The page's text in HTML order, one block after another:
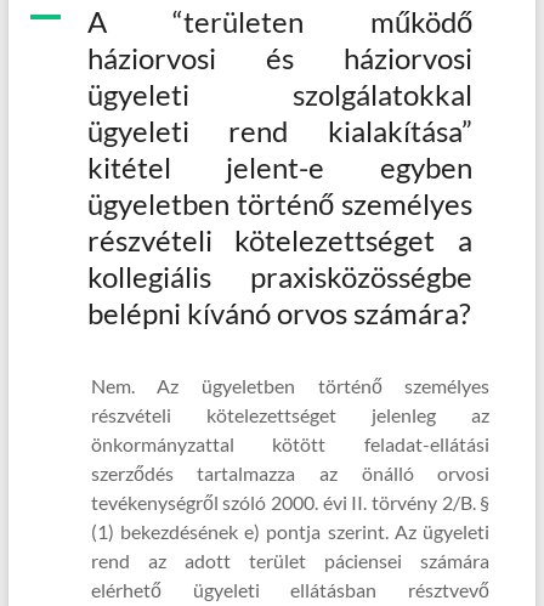
A
A “területen működő
háziorvosi és háziorvosi
ügyeleti szolgálatokkal
ügyeleti rend kialakítása”
kitétel jelent-e egyben
ügyeletben történő személyes
részvételi kötelezettséget a
kollegiális praxisközösségbe
belépni kívánó orvos számára?
Nem. Az ügyeletben történő személyes
részvételi kötelezettséget jelenleg az
önkormányzattal kötött feladat-ellátási
szerződés tartalmazza az önálló orvosi
tevékenységről szóló 2000. évi II. törvény 2/B. §
(1) bekezdésének e) pontja szerint. Az ügyeleti
rend az adott terület páciensei számára
elérhető ügyeleti ellátásban résztvevő